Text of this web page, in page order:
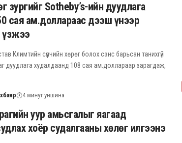
зургийг Sotheby’s-ийн дуудлага
сая ам.доллараас дээш үнээр
үзжээ
Климтийн сүүлчийн хөрөг болох сэнс барьсан танихгүй
дуудлага худалдаанд 108 сая ам.доллараар зарагдаж,
4 минут уншина
уур амьсгалыг яагаад
хоёр судалгааны хөлөг илгээнэ